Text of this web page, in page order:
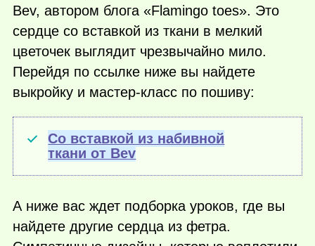
Bev, автором блога «Flamingo toes». Это
сердце со вставкой из ткани в мелкий
цветочек выглядит чрезвычайно мило.
Перейдя по ссылке ниже вы найдете
выкройку и мастер-класс по пошиву:
Со вставкой из набивной
ткани от Bev
А ниже вас ждет подборка уроков, где вы
найдете другие сердца из фетра.